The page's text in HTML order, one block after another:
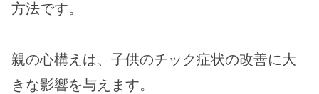
方法です。
親の心構えは、子供のチック症状の改善に大
きな影響を与えます。